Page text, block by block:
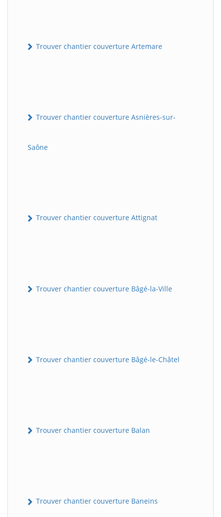
Trouver chantier couverture Artemare
Trouver chantier couverture Asnières-sur-
Saône
Trouver chantier couverture Attignat
Trouver chantier couverture Bâgé-la-Ville
Trouver chantier couverture Bâgé-le-Châtel
Trouver chantier couverture Balan
Trouver chantier couverture Baneins